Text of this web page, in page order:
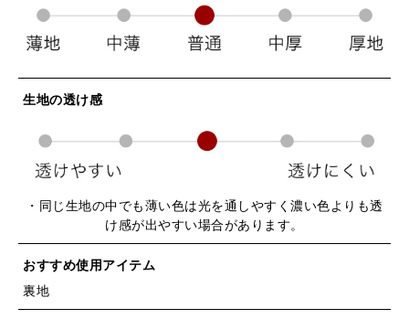
生地の透け感
・同じ生地の中でも薄い色は光を通しやすく濃い色よりも透
け感が出やすい場合があります。
おすすめ使用アイテム
裏地